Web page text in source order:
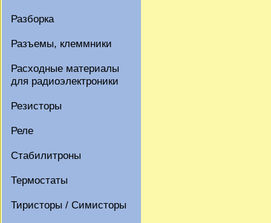
Разборка
Разъемы, клеммники
Расходные материалы
для радиоэлектроники
Резисторы
Реле
Стабилитроны
Термостаты
Тиристоры / Симисторы